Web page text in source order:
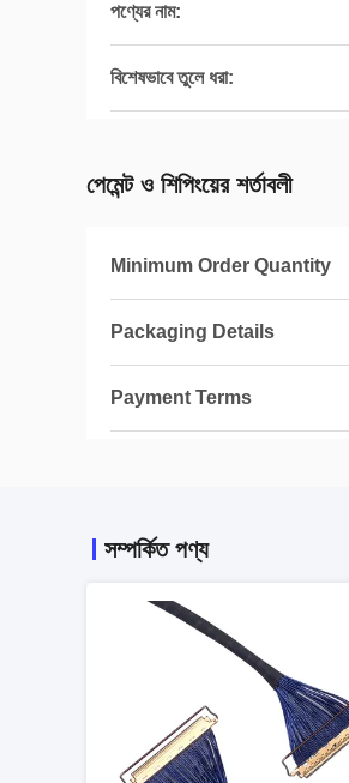
পণ্যের নাম:
বিশেষভাবে তুলে ধরা:
পেমেন্ট ও শিপিংয়ের শর্তাবলী
Minimum Order Quantity
Packaging Details
Payment Terms
সম্পর্কিত পণ্য